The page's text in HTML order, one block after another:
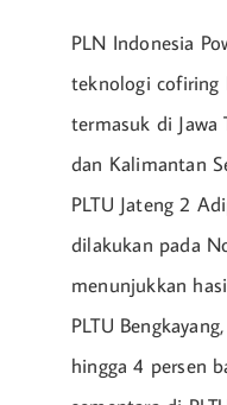
PLN Indonesia
teknologi cofiring
termasuk di Jawa
dan Kalimantan
PLTU Jateng 2
dilakukan pada
menunjukkan
PLTU
hingga 4 persen